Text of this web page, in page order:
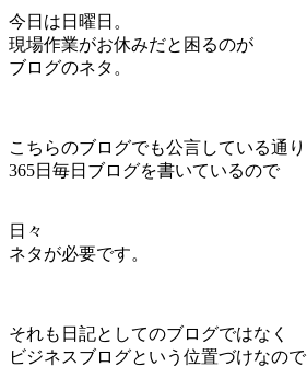
今日は日曜日。
現場作業がお休みだと困るのが
ブログのネタ。
こちらのブログでも公言している通り
365日毎日ブログを書いているので
日々
ネタが必要です。
それも日記としてのブログではなく
ビジネスブログという位置づけなので